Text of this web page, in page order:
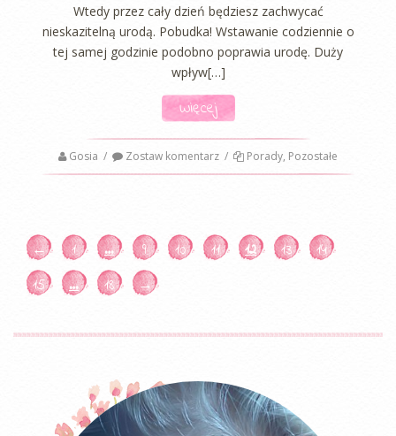
Wtedy przez cały dzień będziesz zachwycać
nieskazitelną urodą. Pobudka! Wstawanie codziennie o
tej samej godzinie podobno poprawia urodę. Duży
wpływ[…]
Więcej
Gosia / Zostaw komentarz / Porady, Pozostałe
← 1 … 9 10 11 12 13
14
15
… 18 →